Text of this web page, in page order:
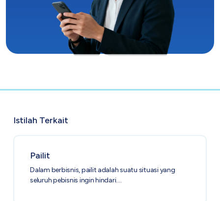
Istilah Terkait
Pailit
Dalam berbisnis, pailit adalah suatu situasi yang
seluruh pebisnis ingin hindari.…